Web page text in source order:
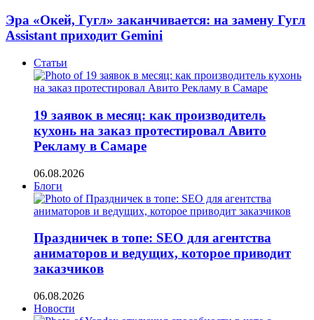
Эра «Окей, Гугл» заканчивается: на замену Гугл
Assistant приходит Gemini
Статьи
19 заявок в месяц: как производитель
кухонь на заказ протестировал Авито
Рекламу в Самаре
06.08.2026
Блоги
Праздничек в топе: SEO для агентства
аниматоров и ведущих, которое приводит
заказчиков
06.08.2026
Новости